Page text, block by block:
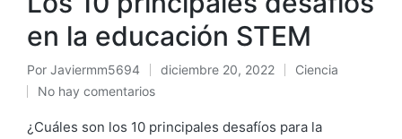
en la educación STEM
Por Javiermm5694 diciembre 20, 2022
Ciencia
No hay comentarios
¿Cuáles son los 10 principales desafíos para la